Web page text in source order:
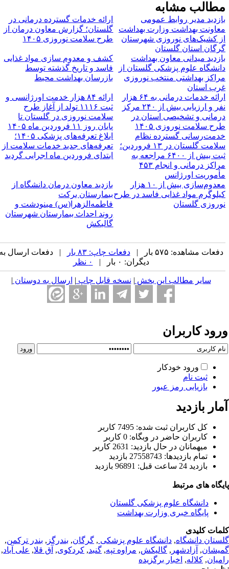
مشابه
مدیر روابط عمومی
بهداشت وزارت بهداشت
کشیک‌های نوروزی شهرستان
استان گلستان
ارائه خدمات گسترده درمانی در
گلستان؛ گزارش معاون درمان از
طرح سلامت نوروزی ۱۴۰۵
میدانی معاون بهداشت
علوم پزشکی گلستان از
بهداشتی منتخب نوروزی
استان
کشف و معدوم سازی مواد غذایی
فاسد و تاریخ گذشته توسط
بازرسان بهداشت محیط
ارائه خدمات درمانی به ۶۴ هزار
نفر و ارزیابی بیش از ۲۴۰ مرکز
و تشخیصی استان در
سلامت نوروزی ۱۴۰۵
ارائه ۸۴ هزار خدمت اورژانسی و
ثبت ۱۱۱۶ تولد از آغاز طرح
سلامت نوروزی در گلستان تا
پایان روز ۱۱ فروردین ماه ۱۴۰۵
گسترده نظام
سلامت گلستان در ۱۳ فروردین؛
ثبت بیش از ۶۴۰۰ مراجعه به
مراکز درمانی و انجام ۴۵۳
اورژانس
ابلاغ تعرفه‌های پزشکی ۱۴۰۵؛
تعرفه‌های جدید خدمات سلامت از
ابتدای فروردین ماه ‌اجرایی گردید
معدوم‌سازی بیش از ۱۰ هزار
مواد غذایی فاسد در طرح
گلستان
بازدید معاون درمان دانشگاه از
بیمارستان برکت
فاطمه‌الزهرا(س) مینودشت و
روند احداث بیمارستان شهرستان
گالیکش
دفعات مشاهده: ۵۷۵ بار | دفعات چاپ: ۸۳ بار
| دفعات ارسال به
دیگران: ۰ بار |
سایر مطالب این بخش | نسخه قابل چاپ| ارسال به دوستان|
کاربران
ورود خودکار
ثبت نام
بازیابی رمز عبور
بازدید
كل کاربران ثبت شده: 7495 کاربر
کاربران حاضر در وبگاه: 0 کاربر
ميهمانان در حال بازديد: 2631 کاربر
تمام بازديد‌ها: 27558743 بازدید
بازديد 24 ساعت قبل: 96891 بازدید
های مرتبط
دانشگاه علوم پزشکی گلستان
پایگاه خبری وزارت بهداشت
کلیدی
دانشگاه,دانشگاه علوم پزشکی , گرگان,بندرگز, بندر ترکمن,
,آزادشهر, گالیکش, مراوه تپه,گنبد,کردکوی,آق قلا,علی آباد,
,کلاله,اخبار برگزیده